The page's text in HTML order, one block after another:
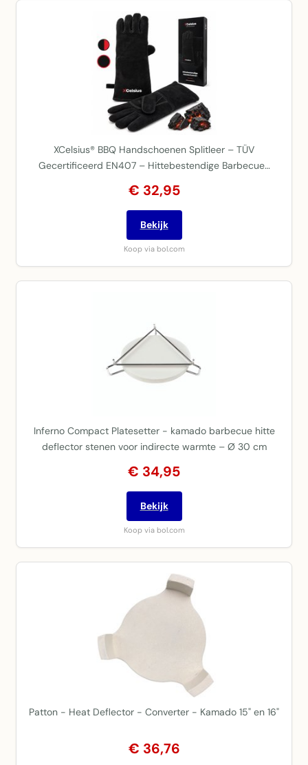
XCelsius® BBQ Handschoenen Splitleer – TÜV
Gecertificeerd EN407 – Hittebestendige Barbecue…
€ 32,95
Bekijk
Koop via bol.com
Inferno Compact Platesetter - kamado barbecue hitte
deflector stenen voor indirecte warmte – Ø 30 cm
€ 34,95
Bekijk
Koop via bol.com
Patton - Heat Deflector - Converter - Kamado 15" en 16"
€ 36,76